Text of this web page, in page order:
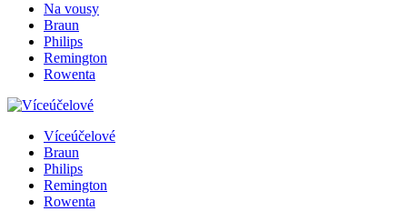
Na vousy
Braun
Philips
Remington
Rowenta
Víceúčelové
Braun
Philips
Remington
Rowenta